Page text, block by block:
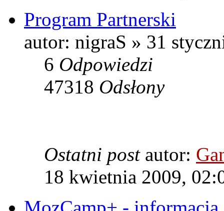
Program Partnerski
autor: nigraS » 31
6 Odpowiedzi
47318 Odsłony
Ostatni post autor:
18 kwietnia 2009,